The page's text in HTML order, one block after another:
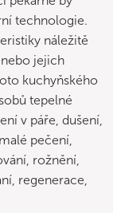
technologie.
náležitě
jejich
kuchyňského
tepelné
v páře, dušení,
pečení,
rožnění,
regenerace,